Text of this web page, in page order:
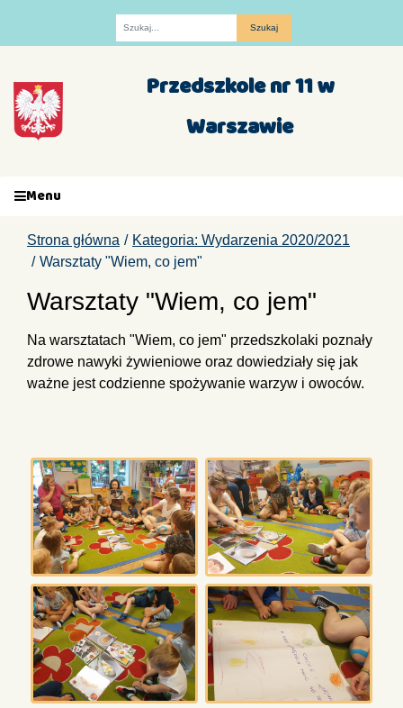
Przedszkole nr 11 w
Warszawie
Menu
Strona główna
Kategoria: Wydarzenia 2020/2021
Warsztaty "Wiem, co jem"
Warsztaty "Wiem, co jem"
Na warsztatach "Wiem, co jem" przedszkolaki poznały
zdrowe nawyki żywieniowe oraz dowiedziały się jak
ważne jest codzienne spożywanie warzyw i owoców.